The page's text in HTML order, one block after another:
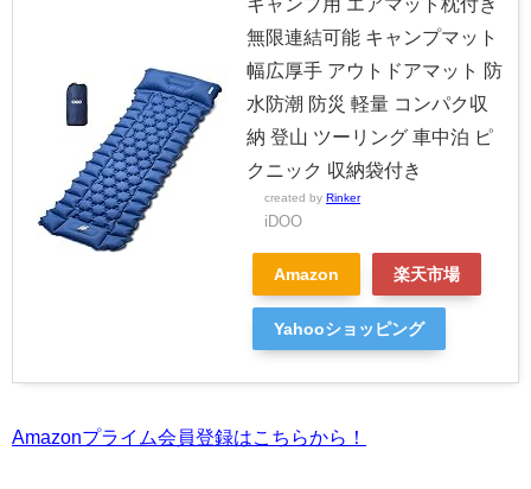
無限連結可能 キャンプマット
幅広厚手 アウトドアマット 防
水防潮 防災 軽量 コンパク収
納 登山 ツーリング 車中泊 ピ
クニック 収納袋付き
created by Rinker
iDOO
Amazon 楽天市場
Yahooショッピング
Amazonプライム会員登録はこちらから！